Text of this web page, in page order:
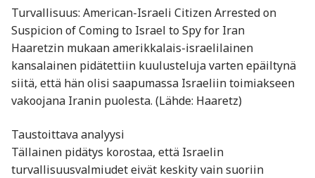
Turvallisuus: American-Israeli Citizen Arrested on
Suspicion of Coming to Israel to Spy for Iran
Haaretzin mukaan amerikkalais-israelilainen
kansalainen pidätettiin kuulusteluja varten epäiltynä
siitä, että hän olisi saapumassa Israeliin toimiakseen
vakoojana Iranin puolesta. (Lähde: Haaretz)
Taustoittava analyysi
Tällainen pidätys korostaa, että Israelin
turvallisuusvalmiudet eivät keskity vain suoriin